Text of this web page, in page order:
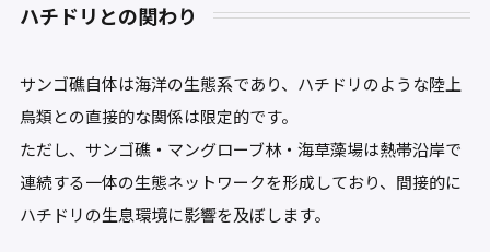
ハチドリとの関わり
サンゴ礁自体は海洋の生態系であり、ハチドリのような陸上
鳥類との直接的な関係は限定的です。
ただし、サンゴ礁・マングローブ林・海草藻場は熱帯沿岸で
連続する一体の生態ネットワークを形成しており、間接的に
ハチドリの生息環境に影響を及ぼします。